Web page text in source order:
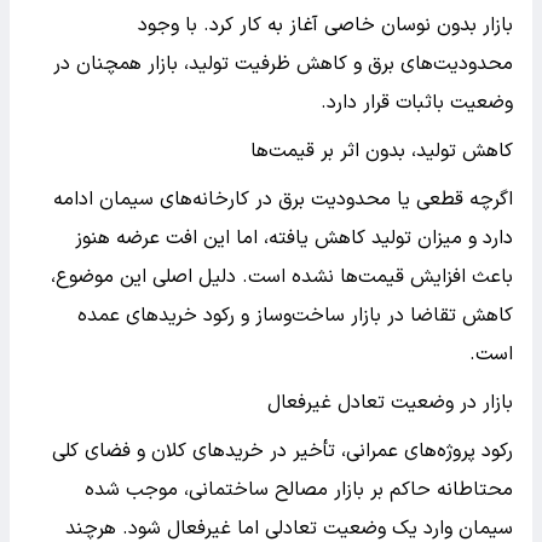
بازار بدون نوسان خاصی آغاز به کار کرد. با وجود
محدودیت‌های برق و کاهش ظرفیت تولید، بازار همچنان در
وضعیت باثبات قرار دارد.
کاهش تولید، بدون اثر بر قیمت‌ها
اگرچه قطعی یا محدودیت برق در کارخانه‌های سیمان ادامه
دارد و میزان تولید کاهش یافته، اما این افت عرضه هنوز
باعث افزایش قیمت‌ها نشده است. دلیل اصلی این موضوع،
کاهش تقاضا در بازار ساخت‌وساز و رکود خریدهای عمده
است.
بازار در وضعیت تعادل غیرفعال
رکود پروژه‌های عمرانی، تأخیر در خریدهای کلان و فضای کلی
محتاطانه حاکم بر بازار مصالح ساختمانی، موجب شده
سیمان وارد یک وضعیت تعادلی اما غیرفعال شود. هرچند